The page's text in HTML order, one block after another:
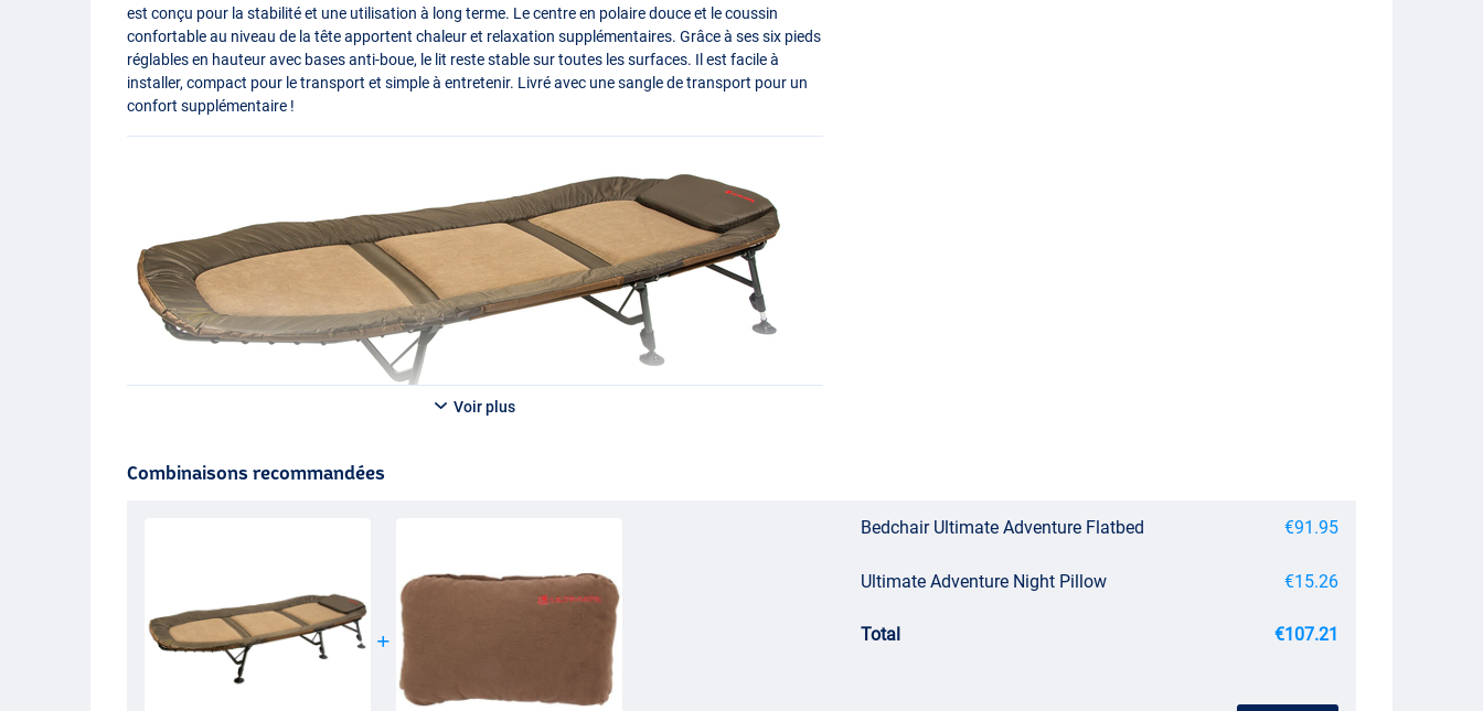
est conçu pour la stabilité et une utilisation à long terme. Le centre en polaire douce et le coussin
confortable au niveau de la tête apportent chaleur et relaxation supplémentaires. Grâce à ses six pieds
réglables en hauteur avec bases anti-boue, le lit reste stable sur toutes les surfaces. Il est facile à
installer, compact pour le transport et simple à entretenir. Livré avec une sangle de transport pour un
confort supplémentaire !
Voir plus
Combinaisons recommandées
Bedchair Ultimate Adventure Flatbed €91.95
Ultimate Adventure Night Pillow €15.26
Total €107.21